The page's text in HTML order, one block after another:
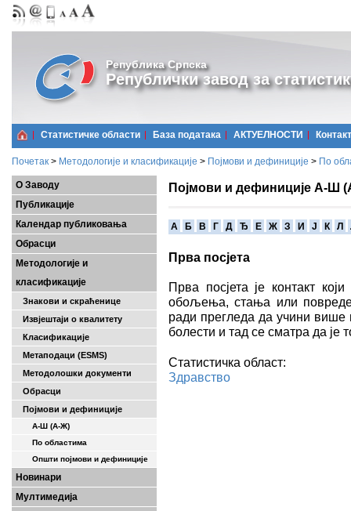
Република Српска
Републички завод за
Статистичке области Базa података АКТУЕЛНОСТИ Контакт
Почетак > Методологије и класификације > Појмови и дефиниције > По
О Заводу
Публикације
Календар публиковања
Обрасци
Методологије и
класификације
Знакови и скраћенице
Извјештаји о квалитету
Класификације
Метаподаци (ESMS)
Методолошки документи
Обрасци
Појмови и дефиниције
А-Ш (A-Ж)
По областима
Општи појмови и дефиниције
Новинари
Мултимедија
Појмови и дефиниције А-Ш
A Б В Г Д Ђ Е Ж З И Ј К Л
Прва посјета
Прва посјета је контакт
обољења, стања или
ради прегледа да учини више
болести и тад се сматра да је
Статистичка област:
Здравство